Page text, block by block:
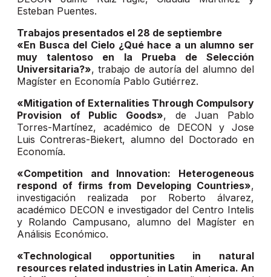
Esteban Puentes.
Trabajos presentados el 28 de septiembre
«En Busca del Cielo ¿Qué hace a un alumno ser
muy talentoso en la Prueba de Selección
Universitaria?», trabajo de autoría del alumno del
Magíster en Economía Pablo Gutiérrez.
«Mitigation of Externalities Through Compulsory
Provision of Public Goods», de Juan Pablo
Torres-Martínez, académico de DECON y Jose
Luis Contreras-Biekert, alumno del Doctorado en
Economía.
«Competition and Innovation: Heterogeneous
respond of firms from Developing Countries»,
investigación realizada por Roberto álvarez,
académico DECON e investigador del Centro Intelis
y Rolando Campusano, alumno del Magíster en
Análisis Económico.
«Technological opportunities in natural
resources related industries in Latin America. An